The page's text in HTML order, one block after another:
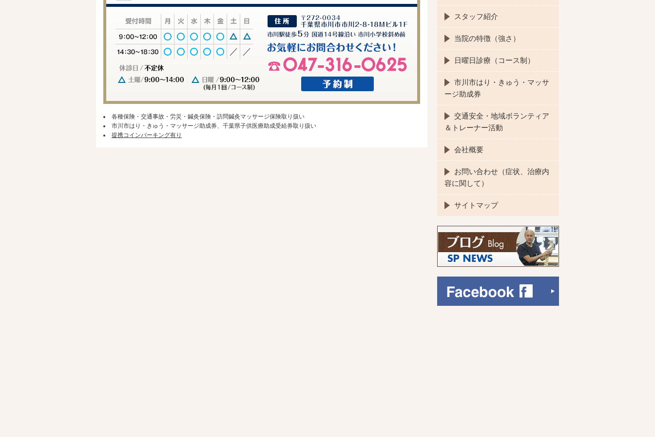
各種保険・交通事故・労災・鍼灸保険・訪問鍼灸マッサージ保険取り扱い
市川市はり・きゅう・マッサージ助成券、千葉県子供医療助成受給券取り扱い
提携コインパーキング有り
スタッフ紹介
当院の特徴（強さ）
日曜日診療（コース制）
市川市はり・きゅう・マッサ
ージ助成券
交通安全・地域ボランティア
＆トレーナー活動
会社概要
お問い合わせ（症状、治療内
容に関して）
サイトマップ